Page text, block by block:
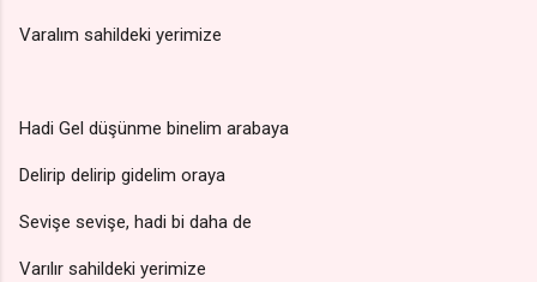
Varalım sahildeki yerimize
Hadi Gel düşünme binelim arabaya
Delirip delirip gidelim oraya
Sevişe sevişe, hadi bi daha de
Varılır sahildeki yerimize